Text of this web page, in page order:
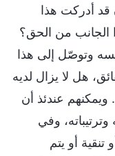
قد أدركت هذا
الجانب من الحق؟
وتوصّل إلى هذا
هل لا يزال لديه
ويمكنهم عندئذ أن
وفي
أو يتم